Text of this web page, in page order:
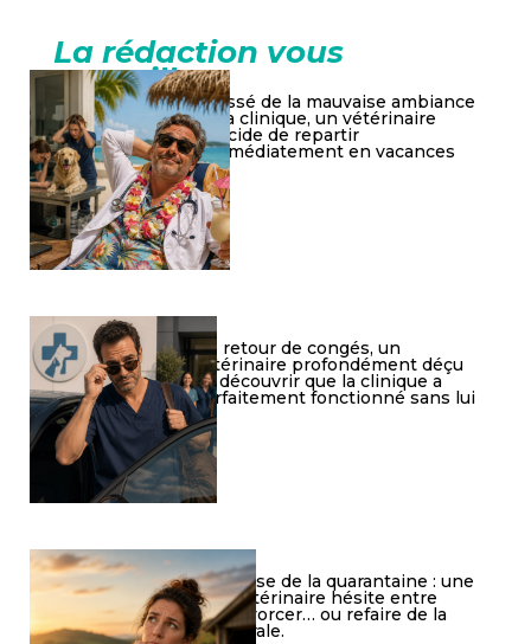
La rédaction vous
conseille
Lassé de la mauvaise ambiance
à la clinique, un vétérinaire
décide de repartir
immédiatement en vacances
De retour de congés, un
vétérinaire profondément déçu
de découvrir que la clinique a
parfaitement fonctionné sans lui
Crise de la quarantaine : une
vétérinaire hésite entre
divorcer… ou refaire de la
rurale.